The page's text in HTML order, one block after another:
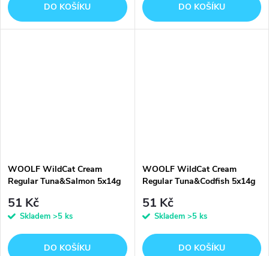
DO KOŠÍKU DO KOŠÍKU
WOOLF WildCat Cream
Regular Tuna&Salmon 5x14g
51 Kč
Skladem >5 ks
DO KOŠÍKU
WOOLF WildCat Cream
Regular Tuna&Codfish 5x14g
51 Kč
Skladem >5 ks
DO KOŠÍKU